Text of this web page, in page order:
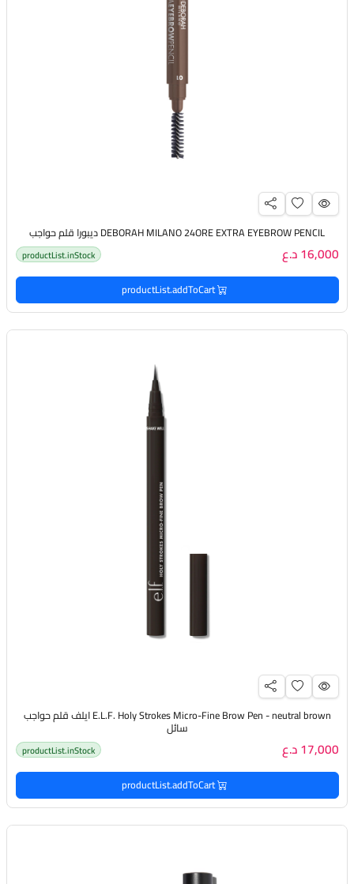
DEBORAH MILANO 24ORE EXTRA EYEBROW PENCIL ديبورا قلم حواجب
16,000 د.ع productList.inStock
productList.addToCart
E.L.F. Holy Strokes Micro-Fine Brow Pen - neutral brown ايلف قلم حواجب
سائل
17,000 د.ع productList.inStock
productList.addToCart